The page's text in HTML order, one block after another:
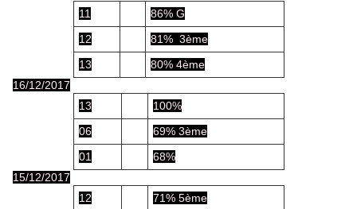
11
86% G
12
81% 3ème
13
80% 4ème
16/12/2017
13
100%
06
69% 3ème
01
68%
15/12/2017
12
71% 5ème